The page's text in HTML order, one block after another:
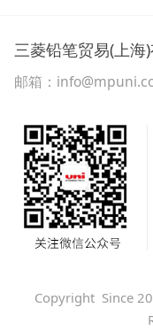
三菱铅笔贸易(上海
邮箱：
Copyright Since